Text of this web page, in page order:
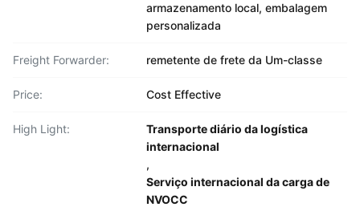
armazenamento local, embalagem
personalizada
Freight Forwarder: remetente de frete da Um-classe
Price: Cost Effective
High Light:
Transporte diário da logística
internacional
,
Serviço internacional da carga de
NVOCC